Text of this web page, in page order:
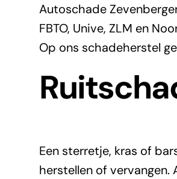
Autoschade
FBTO, Unive, ZLM en
Op ons schadeherstel
Een sterretje, kras of
herstellen of vervangen.